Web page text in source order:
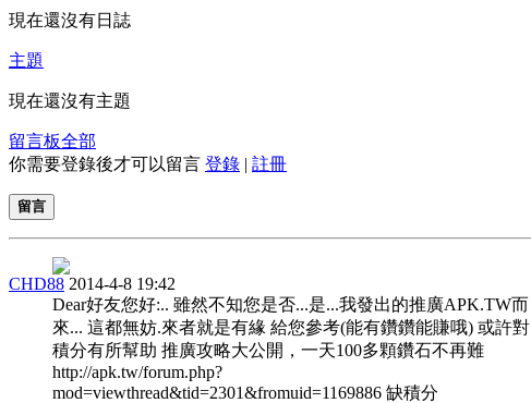
現在還沒有日誌
主題
現在還沒有主題
留言板全部
你需要登錄後才可以留言 登錄 | 註冊
留言
CHD88 2014-4-8 19:42
Dear好友您好:.. 雖然不知您是否...是...我發出的推廣APK.TW而
來... 這都無妨.來者就是有緣 給您參考(能有鑽鑽能賺哦) 或許對
積分有所幫助 推廣攻略大公開，一天100多顆鑽石不再難
http://apk.tw/forum.php?
mod=viewthread&tid=2301&fromuid=1169886 缺積分